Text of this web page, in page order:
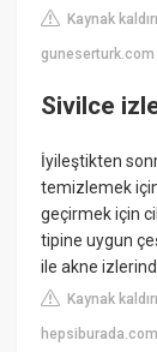
Kaynak
guneserturk.com
Sivilce
İyileştikten
temizlemek
geçirmek için
tipine uygun
ile akne
Kaynak
hepsiburada.com